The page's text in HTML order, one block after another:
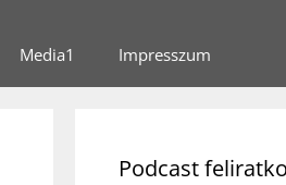
Media1 Impresszum
Podcast